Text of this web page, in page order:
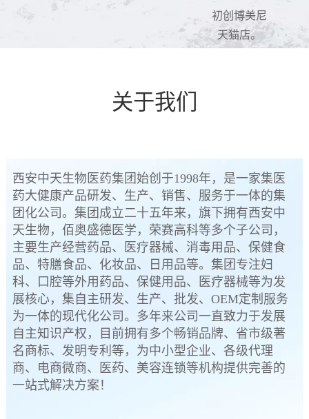
初创博美尼
天猫店。
关于我们
西安中天生物医药集团始创于1998年，是一家集医
药大健康产品研发、生产、销售、服务于一体的集
团化公司。集团成立二十五年来，旗下拥有西安中
天生物，佰奥盛德医学，荣赛高科等多个子公司，
主要生产经营药品、医疗器械、消毒用品、保健食
品、特膳食品、化妆品、日用品等。集团专注妇
科、口腔等外用药品、保健用品、医疗器械等为发
展核心，集自主研发、生产、批发、OEM定制服务
为一体的现代化公司。多年来公司一直致力于发展
自主知识产权，目前拥有多个畅销品牌、省市级著
名商标、发明专利等，为中小型企业、各级代理
商、电商微商、医药、美容连锁等机构提供完善的
一站式解决方案！